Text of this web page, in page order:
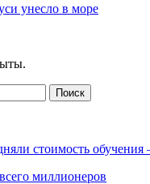
унесло в море
стоимость
миллионеров